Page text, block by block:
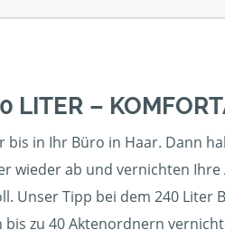
LITER –
in Ihr Büro in Haar. Dann
ab und vernichten
Unser Tipp bei dem 240 Liter
zu 40 Aktenordnern